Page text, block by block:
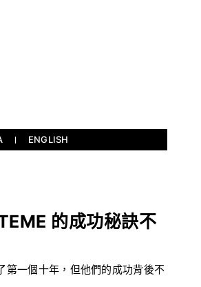
ENGLISH
的成功秘訣不
第一個十年，但他們的成功背後不